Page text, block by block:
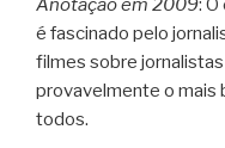
Anotação em 2009:
é fascinado pelo
filmes sobre
provavelmente o mais
todos.